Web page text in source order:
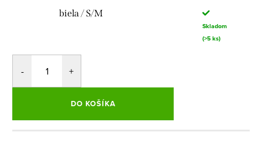
biela / S/M
Skladom
(>5 ks)
DO KOŠÍKA